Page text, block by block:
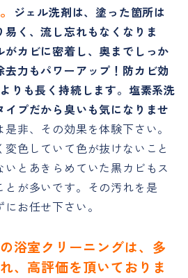
ジェル洗剤は、塗った箇所は
く、流し忘れもなくなりま
カビに密着し、奥までしっか
去力もパワーアップ！防カビ効
りも長く持続します。塩素系洗
プだから臭いも気になりませ
非、その効果を体験下さい。
色していて色が抜けないこと
とあきらめていた黒カビもス
とが多いです。その汚れを是
お任せ下さい。
浴室クリーニングは、多
、高評価を頂いておりま